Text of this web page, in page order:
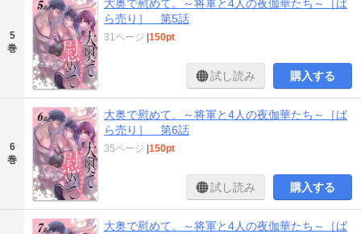
5
巻
大奥で慰めて。～将軍と4人の夜伽華たち～［ば
ら売り］ 第5話
31ページ 150pt
試し読み 購入する
6
巻
大奥で慰めて。～将軍と4人の夜伽華たち～［ば
ら売り］ 第6話
35ページ 150pt
試し読み 購入する
大奥で慰めて。～将軍と4人の夜伽華たち～［ば